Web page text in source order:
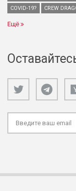
COVID-19?
CREW
Ещё